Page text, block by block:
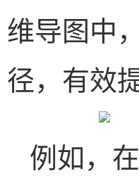
维导图中
径，有效
例如，